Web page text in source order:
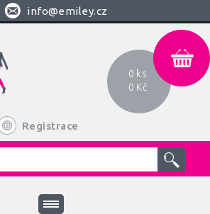
info@emiley.cz
Registrace
0 ks
0 Kč